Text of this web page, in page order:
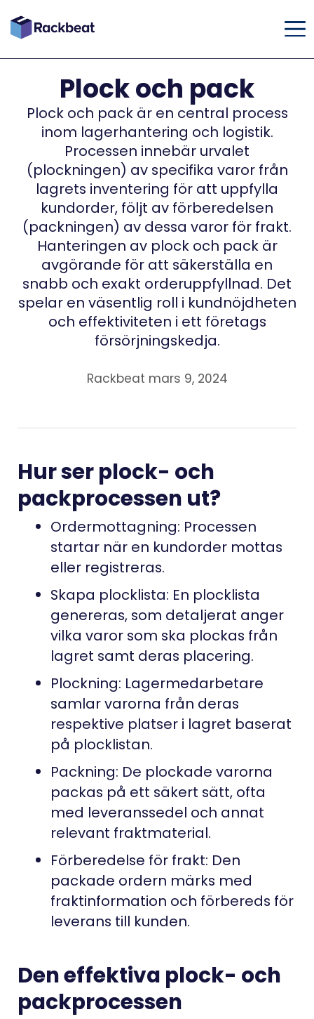
Plock och pack
Plock och pack är en central process
inom lagerhantering och logistik.
Processen innebär urvalet
(plockningen) av specifika varor från
lagrets inventering för att uppfylla
kundorder, följt av förberedelsen
(packningen) av dessa varor för frakt.
Hanteringen av plock och pack är
avgörande för att säkerställa en
snabb och exakt orderuppfyllnad. Det
spelar en väsentlig roll i kundnöjdheten
och effektiviteten i ett företags
försörjningskedja.
Rackbeat mars 9, 2024
Hur ser plock- och
packprocessen ut?
Ordermottagning: Processen
startar när en kundorder mottas
eller registreras.
Skapa plocklista: En plocklista
genereras, som detaljerat anger
vilka varor som ska plockas från
lagret samt deras placering.
Plockning: Lagermedarbetare
samlar varorna från deras
respektive platser i lagret baserat
på plocklistan.
Packning: De plockade varorna
packas på ett säkert sätt, ofta
med leveranssedel och annat
relevant fraktmaterial.
Förberedelse för frakt: Den
packade ordern märks med
fraktinformation och förbereds för
leverans till kunden.
Den effektiva plock- och
packprocessen